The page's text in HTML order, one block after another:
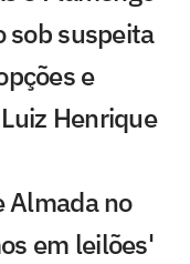
sob suspeita
e
Henrique
Almada no
em leilões'